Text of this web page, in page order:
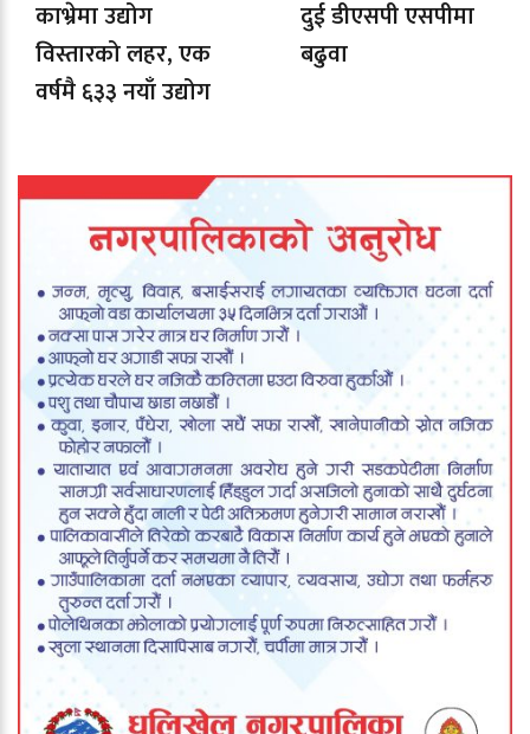
काभ्रेमा उद्योग
विस्तारको लहर, एक
वर्षमै ६३३ नयाँ उद्योग
दुई डीएसपी एसपीमा
बढुवा